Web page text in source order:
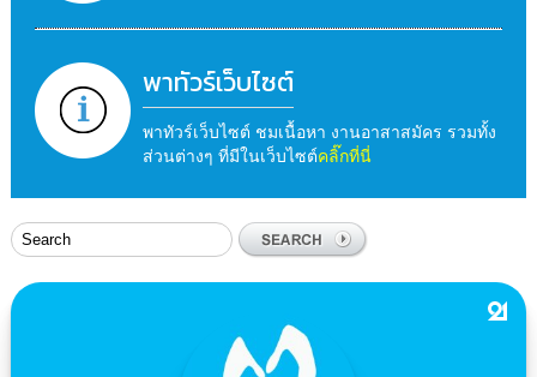
พาทัวร์เว็บไซต์
พาทัวร์เว็บไซต์ ชมเนื้อหา งานอาสาสมัคร รวมทั้ง
ส่วนต่างๆ ที่มีในเว็บไซต์คลิ๊กที่นี่